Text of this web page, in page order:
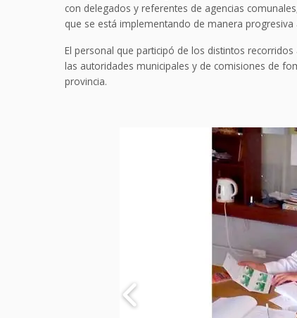
con delegados y referentes de agencias
que se está implementando de manera progresiva
El personal que participó de los distintos
las autoridades municipales y de comisiones de
provincia.